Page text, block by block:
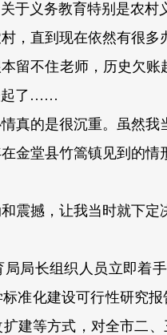
于义务教育特别是农村
，直到现在依然有很
留不住老师，历史欠
起了……
真的是很沉重。虽然
金堂县竹篙镇见到的
震撼，让我当时就下
局长组织人员立即着
准化建设可行性研究
建等方式，对全市二